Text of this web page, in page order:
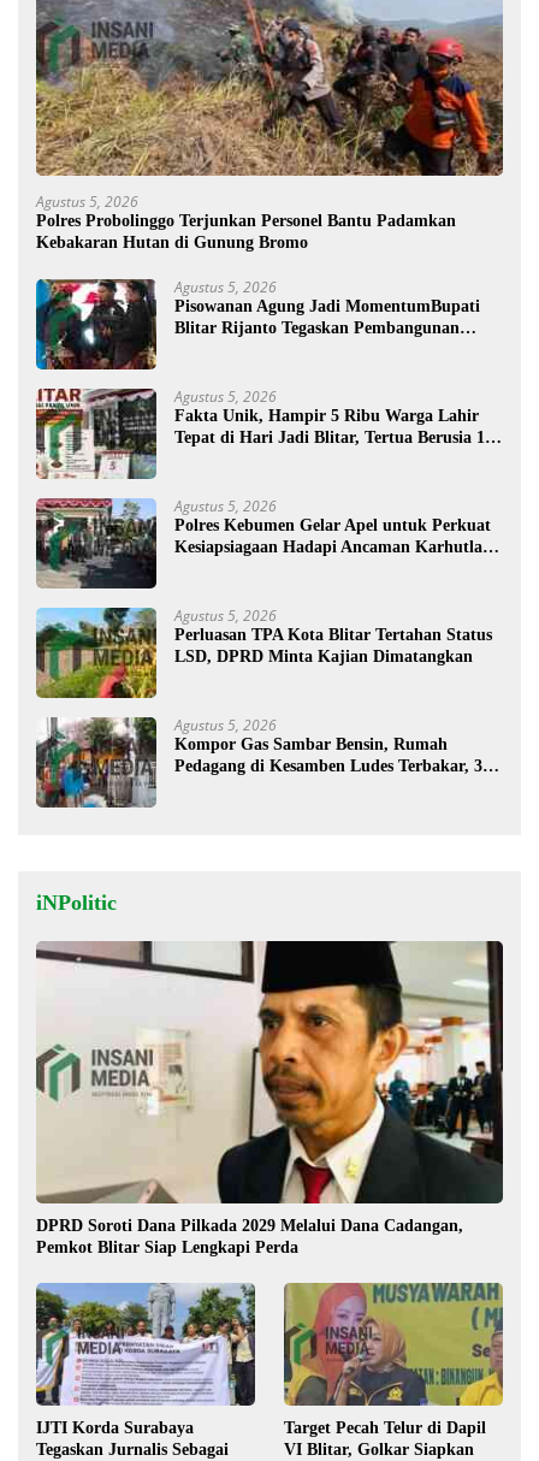
Agustus 5, 2026
Polres Probolinggo Terjunkan Personel Bantu Padamkan
Kebakaran Hutan di Gunung Bromo
Agustus 5, 2026
Pisowanan Agung Jadi MomentumBupati
Blitar Rijanto Tegaskan Pembangunan
Agustus 5, 2026
Fakta Unik, Hampir 5 Ribu Warga Lahir
Tepat di Hari Jadi Blitar, Tertua Berusia 108
Agustus 5, 2026
Polres Kebumen Gelar Apel untuk Perkuat
Kesiapsiagaan Hadapi Ancaman Karhutla di
Agustus 5, 2026
Perluasan TPA Kota Blitar Tertahan Status
LSD, DPRD Minta Kajian Dimatangkan
Agustus 5, 2026
Kompor Gas Sambar Bensin, Rumah
Pedagang di Kesamben Ludes Terbakar, 3
iNPolitic
DPRD Soroti Dana Pilkada 2029 Melalui Dana Cadangan,
Pemkot Blitar Siap Lengkapi Perda
IJTI Korda Surabaya
Tegaskan Jurnalis Sebagai
Target Pecah Telur di Dapil
VI Blitar, Golkar Siapkan